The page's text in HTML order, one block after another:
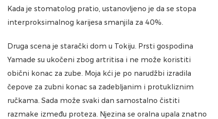
Kada je stomatolog pratio, ustanovljeno je da se stopa
interproksimalnog karijesa smanjila za 40%.
Druga scena je starački dom u Tokiju. Prsti gospodina
Yamade su ukočeni zbog artritisa i ne može koristiti
obični konac za zube. Moja kći je po narudžbi izradila
čepove za zubni konac sa zadebljanim i protukliznim
ručkama. Sada može svaki dan samostalno čistiti
razmake između proteza. Njezina se oralna upala znatno